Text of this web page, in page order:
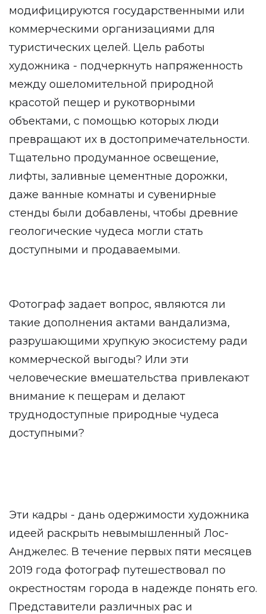
модифицируются государственными или
коммерческими организациями для
туристических целей. Цель работы
художника - подчеркнуть напряженность
между ошеломительной природной
красотой пещер и рукотворными
объектами, с помощью которых люди
превращают их в достопримечательности.
Тщательно продуманное освещение,
лифты, заливные цементные дорожки,
даже ванные комнаты и сувенирные
стенды были добавлены, чтобы древние
геологические чудеса могли стать
доступными и продаваемыми.
Фотограф задает вопрос, являются ли
такие дополнения актами вандализма,
разрушающими хрупкую экосистему ради
коммерческой выгоды? Или эти
человеческие вмешательства привлекают
внимание к пещерам и делают
труднодоступные природные чудеса
доступными?
Эти кадры - дань одержимости художника
идеей раскрыть невымышленный Лос-
Анджелес. В течение первых пяти месяцев
2019 года фотограф путешествовал по
окрестностям города в надежде понять его.
Представители различных рас и